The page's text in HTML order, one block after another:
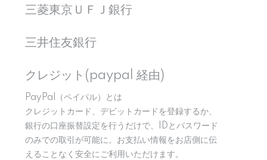
三菱東京ＵＦＪ銀行
三井住友銀行
クレジット(paypal 経由)
PayPal（ペイパル）とは
クレジットカード、デビットカードを登録するか、
銀行の口座振替設定を行うだけで、IDとパスワード
のみでの取引が可能に。お支払い情報をお店側に伝
えることなく安全にご利用いただけます。